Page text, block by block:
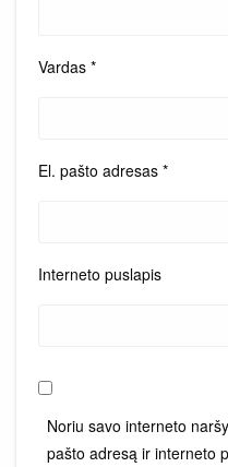
Vardas *
El. pašto adresas *
Interneto puslapis
Noriu savo interneto
pašto adresą ir interneto